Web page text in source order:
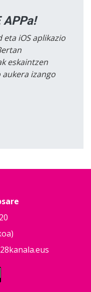
APPa!
iOS aplikazio
eskaintzen
izango